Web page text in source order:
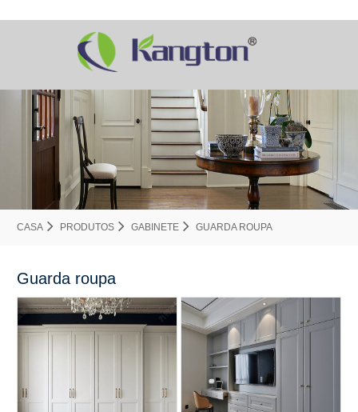
CASA PRODUTOS GABINETE GUARDA ROUPA
Guarda roupa